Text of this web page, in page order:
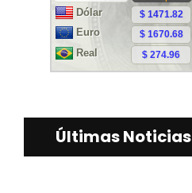
Últimas Noticias